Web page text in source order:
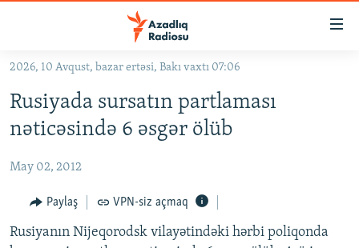
Əsas
qayıt
Əsas
qayıt
#İZAHLA
#ƏSLINDƏ
FƏRQƏ BAX
QANUNI DOĞRU
2026, 10 Avqust, bazar ertəsi, Bakı vaxtı 07:06
Rusiyada sursatın partlaması
nəticəsində 6 əsgər ölüb
May 02, 2012
Paylaş VPN-siz açmaq
Rusiyanın Nijeqorodsk vilayətindəki hərbi poliqonda